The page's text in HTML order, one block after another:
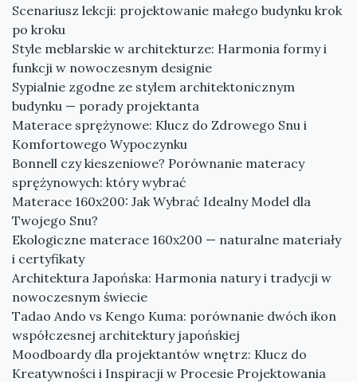
Scenariusz lekcji: projektowanie małego budynku krok
po kroku
Style meblarskie w architekturze: Harmonia formy i
funkcji w nowoczesnym designie
Sypialnie zgodne ze stylem architektonicznym
budynku — porady projektanta
Materace sprężynowe: Klucz do Zdrowego Snu i
Komfortowego Wypoczynku
Bonnell czy kieszeniowe? Porównanie materacy
sprężynowych: który wybrać
Materace 160x200: Jak Wybrać Idealny Model dla
Twojego Snu?
Ekologiczne materace 160x200 — naturalne materiały
i certyfikaty
Architektura Japońska: Harmonia natury i tradycji w
nowoczesnym świecie
Tadao Ando vs Kengo Kuma: porównanie dwóch ikon
współczesnej architektury japońskiej
Moodboardy dla projektantów wnętrz: Klucz do
Kreatywności i Inspiracji w Procesie Projektowania